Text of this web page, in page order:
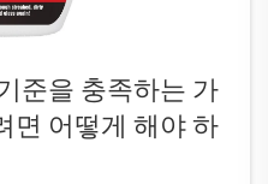
준을 충족하는 가
면 어떻게 해야 하